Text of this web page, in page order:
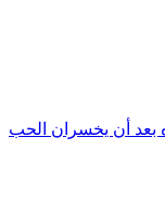
بعد أن يخسران الحب